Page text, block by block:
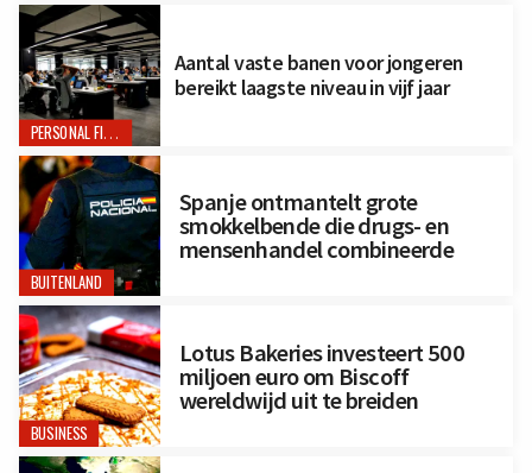
PERSONAL FINANCE
Aantal vaste banen voor jongeren
bereikt laagste niveau in vijf jaar
BUITENLAND
Spanje ontmantelt grote
smokkelbende die drugs- en
mensenhandel combineerde
BUSINESS
Lotus Bakeries investeert 500
miljoen euro om Biscoff
wereldwijd uit te breiden